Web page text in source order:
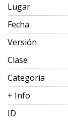
Lugar
Fecha
Versión
Clase
Categoría
+ Info
ID